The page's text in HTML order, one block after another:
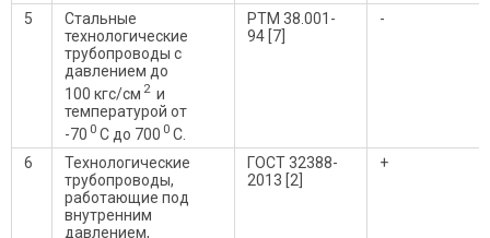
5
Стальные
технологические
трубопроводы с
давлением до
100 кгс/см 2 и
температурой от
-70 0 С до 700 0 С.
РТМ 38.001-
94 [7]
-
6
Технологические
трубопроводы,
работающие под
внутренним
давлением,
ГОСТ 32388-
2013 [2]
+